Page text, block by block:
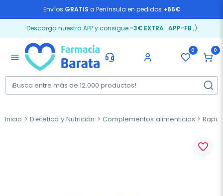
Envíos GRATIS a Península en pedidos +65€
Descarga nuestra APP y consigue -3€ EXTRA: APP-FB ;)
menu
0 0
Inicio Dietética y Nutrición Complementos alimenticios
favorite_border